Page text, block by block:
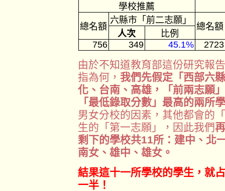
學校推薦
總名額
六縣市「前二志願」
總名額
人次
比例
756
349 45.1% 2723
由於不知道教育部這份研究報
指為何， 我們先假定「西部六
化、台南、高雄，「前兩志願
「最低錄取分數」最高的兩所
男女分校的因素，其他都會的
生的「第一志願」，因此我們
剩下的學校共11所：建中、北
南女、雄中、雄女。
結果這十一所學校的學生，就
一半！